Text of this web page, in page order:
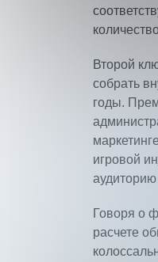
Второй
собрать
годы.
игровой
аудиторию
Говоря о
расчете